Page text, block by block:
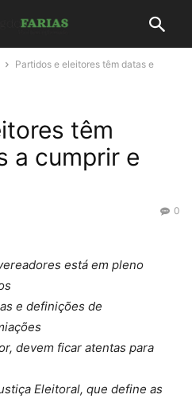
Partidos e eleitores têm datas e
têm
a cumprir e
0
está em pleno
e definições de
devem ficar atentas para
Eleitoral, que define as